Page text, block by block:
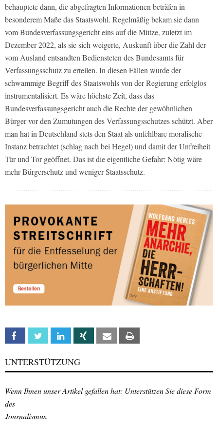
behauptete dann, die abgefragten Informationen beträfen in
besonderem Maße das Staatswohl. Regelmäßig bekam sie dann
vom Bundesverfassungsgericht eins auf die Mütze, zuletzt im
Dezember 2022, als sie sich weigerte, Auskunft über die Zahl der
vom Ausland entsandten Bediensteten des Bundesamts für
Verfassungsschutz zu erteilen. In diesen Fällen wurde der
schwammige Begriff des Staatswohls von der Regierung erfolglos
instrumentalisiert. Es wäre höchste Zeit, dass das
Bundesverfassungsgericht auch die Rechte der gewöhnlichen
Bürger vor den Zumutungen des Verfassungsschutzes schützt. Aber
man hat in Deutschland stets den Staat als unfehlbare moralische
Instanz betrachtet (schlag nach bei Hegel) und damit der Unfreiheit
Tür und Tor geöffnet. Das ist die eigentliche Gefahr: Nötig wäre
mehr Bürgerschutz und weniger Staatsschutz.
Facebook Twitter Linkedin Xing Email
UNTERSTÜTZUNG
Wenn Ihnen unser Artikel gefallen hat: Unterstützen Sie diese Form
des
Journalismus.